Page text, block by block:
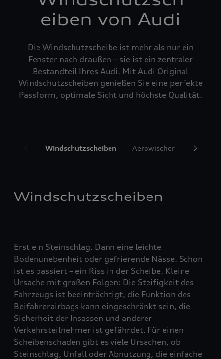
eiben von Audi
Die Windschutzscheibe ist mehr als nur ein
Fenster nach draußen – sie ist ein zentraler
Bestandteil Ihres Audi. Mit Audi Original
Windschutzscheiben genießen Sie eine perfekte
Passform, optimale Sicht und höchste Qualität.
Windschutzscheiben Aerowischer
Windschutzscheiben
Erst ein Steinschlag. Dann eine leichte
Bodenunebenheit oder gefrierende Nässe. Schon
ist es passiert – ein Riss in der Scheibe. Kleine
Ursache mit großen Folgen: Die Steifigkeit des
Fahrzeugs ist beeinträchtigt, die Funktion des
Beifahrerairbags kann eingeschränkt sein, die
Sicherheit der Insassen und anderer
Verkehrsteilnehmer ist gefährdet. Für einen
Scheibenschaden gibt es viele Ursachen, ob
Steinschlag, Unfall oder Abnutzung, die einfache